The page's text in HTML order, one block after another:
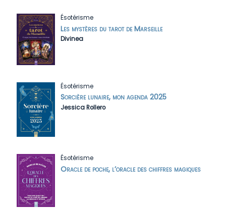
Ésotérisme
Les mystères du tarot de Marseille
Divinea
Ésotérisme
Sorcière lunaire, mon agenda 2025
Jessica Rollero
Ésotérisme
Oracle de poche, l’oracle des chiffres magiques